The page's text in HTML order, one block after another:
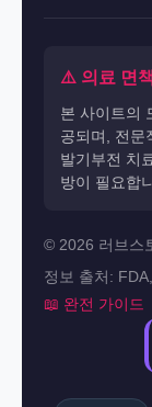
⚠️ 의료 면
본 사이트의
공되며, 전문
발기부전 치
방이 필요합
© 2026 러브스
정보 출처:
📖 완전 가이드